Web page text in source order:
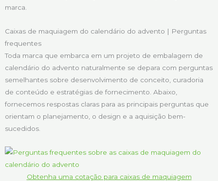
marca.
Caixas de maquiagem do calendário do advento | Perguntas
frequentes
Toda marca que embarca em um projeto de embalagem de
calendário do advento naturalmente se depara com perguntas
semelhantes sobre desenvolvimento de conceito, curadoria
de conteúdo e estratégias de fornecimento. Abaixo,
fornecemos respostas claras para as principais perguntas que
orientam o planejamento, o design e a aquisição bem-
sucedidos.
Obtenha uma cotação para caixas de maquiagem